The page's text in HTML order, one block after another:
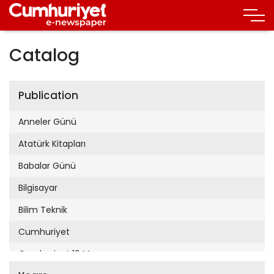
Catalog
Publication
Anneler Günü
Atatürk Kitapları
Babalar Günü
Bilgisayar
Bilim Teknik
Cumhuriyet
Cumhuriyet 19 Mayıs